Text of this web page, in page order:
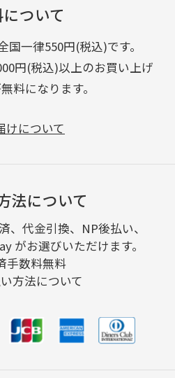
ついて
国一律550円(税込)です。
円(税込)以上のお買い上げ
料になります。
けについて
法について
、代金引換、NP後払い、
がお選びいただけます。
手数料無料
方法について